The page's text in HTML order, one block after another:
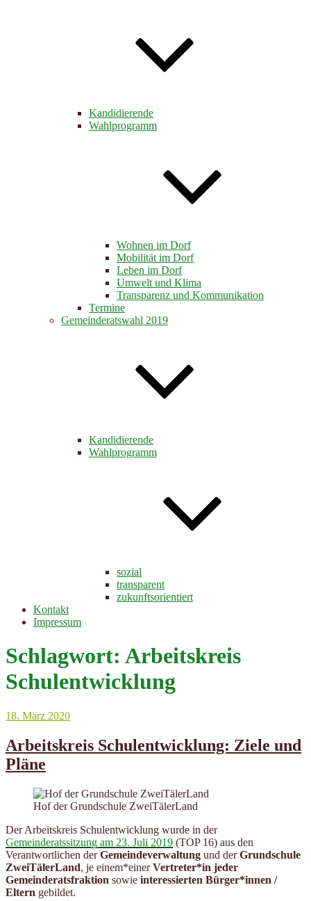
Kandidierende
Wahlprogramm
Wohnen im Dorf
Mobilität im Dorf
Leben im Dorf
Umwelt und Klima
Transparenz und Kommunikation
Termine
Gemeinderatswahl 2019
Kandidierende
Wahlprogramm
sozial
transparent
zukunftsorientiert
Kontakt
Impressum
Schlagwort: Arbeitskreis
Schulentwicklung
Veröffentlicht
18. März 2020
Arbeitskreis Schulentwicklung: Ziele und
Pläne
Hof der Grundschule ZweiTälerLand
Der Arbeitskreis Schulentwicklung wurde in der
Gemeinderatssitzung am 23. Juli 2019 (TOP 16) aus den
Verantwortlichen derGemeindeverwaltung und derGrundschule
ZweiTälerLand, je einem*einerVertreter*in jeder
Gemeinderatsfraktion sowie interessierten Bürger*innen /
Eltern gebildet.